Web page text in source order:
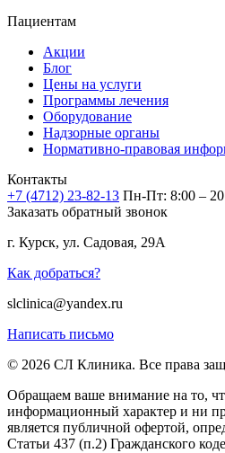
Пациентам
Акции
Блог
Цены на услуги
Программы лечения
Оборудование
Надзорные органы
Нормативно-правовая
Контакты
+7 (4712) 23-82-13 Пн-Пт: 8:00 –
Заказать обратный звонок
г. Курск, ул. Садовая, 29А
Как добраться?
slclinica@yandex.ru
Написать письмо
© 2026 СЛ Клиника. Все права
Обращаем ваше внимание на то,
информационный характер и ни
является публичной офертой,
Статьи 437 (п.2) Гражданского